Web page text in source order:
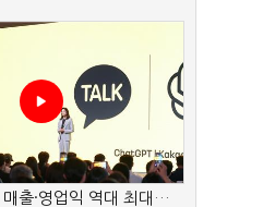
출·영업익 역대 최대…